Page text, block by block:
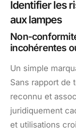
Identifier les
aux lampes
Non-
incohérentes
Un simple
Sans rapport de
reconnu et
juridiquement
et utilisations